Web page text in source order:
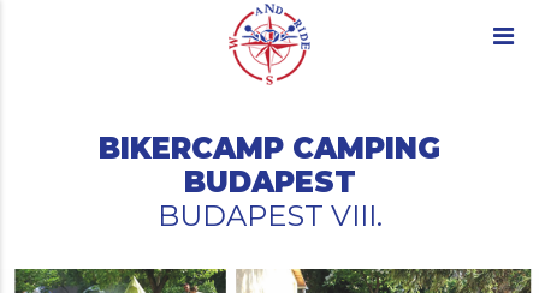
BIKERCAMP CAMPING
BUDAPEST
BUDAPEST VIII.